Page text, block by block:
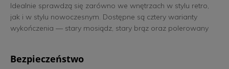
Idealnie sprawdzą się zarówno we wnętrzach w stylu retro,
jak i w stylu nowoczesnym. Dostępne są cztery warianty
wykończenia — stary mosiądz, stary brąz oraz polerowany
nieznacznie różnić od prezentowanego na zdjęciu.
Bezpieczeństwo